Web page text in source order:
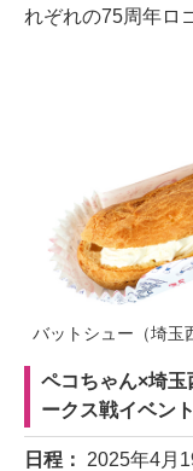
れぞれの75周年ロ
バットシュー（埼玉
ペコちゃん×埼
ークス戦イベント
日程： 2025年4月